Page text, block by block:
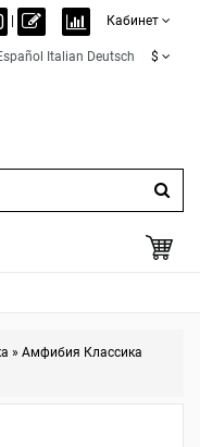
Кабинет
Italian Deutsch $
» Амфибия Классика